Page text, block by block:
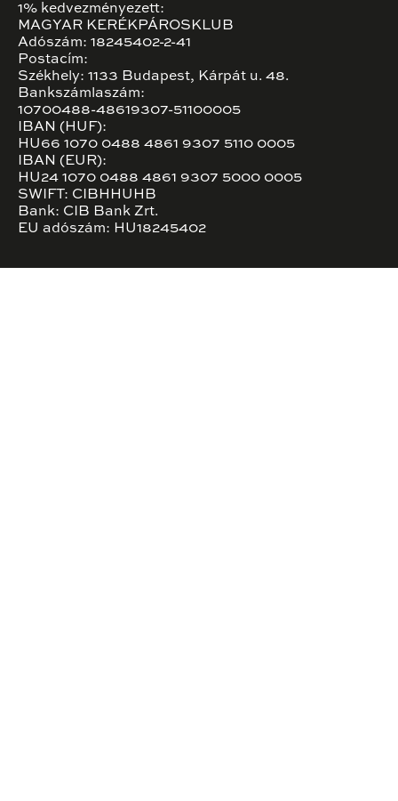
1% kedvezményezett:
MAGYAR KERÉKPÁROSKLUB
Adószám: 18245402-2-41
Postacím:
Székhely: 1133 Budapest, Kárpát u. 48.
Bankszámlaszám:
10700488-48619307-51100005
IBAN (HUF):
HU66 1070 0488 4861 9307 5110 0005
IBAN (EUR):
HU24 1070 0488 4861 9307 5000 0005
SWIFT: CIBHHUHB
Bank: CIB Bank Zrt.
EU adószám: HU18245402